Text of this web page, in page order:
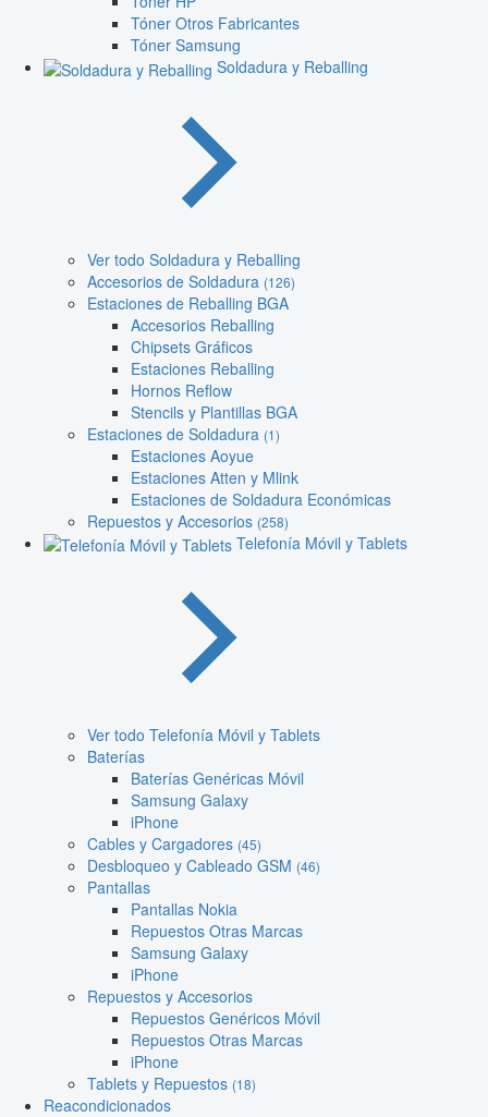
Tóner Otros Fabricantes
Tóner Samsung
Soldadura y Reballing
Ver todo Soldadura y Reballing
Accesorios de Soldadura (126)
Estaciones de Reballing BGA
Accesorios Reballing
Chipsets Gráficos
Estaciones Reballing
Hornos Reflow
Stencils y Plantillas BGA
Estaciones de Soldadura (1)
Estaciones Aoyue
Estaciones Atten y Mlink
Estaciones de Soldadura Económicas
Repuestos y Accesorios (258)
Telefonía Móvil y Tablets
Ver todo Telefonía Móvil y Tablets
Baterías
Baterías Genéricas Móvil
Samsung Galaxy
iPhone
Cables y Cargadores (45)
Desbloqueo y Cableado GSM (46)
Pantallas
Pantallas Nokia
Repuestos Otras Marcas
Samsung Galaxy
iPhone
Repuestos y Accesorios
Repuestos Genéricos Móvil
Repuestos Otras Marcas
iPhone
Tablets y Repuestos (18)
Reacondicionados